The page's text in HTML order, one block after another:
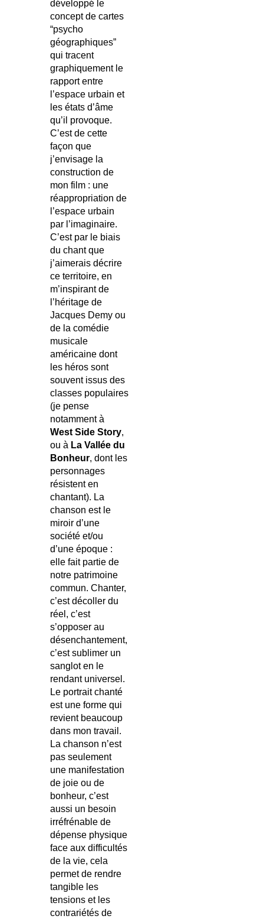
développé le
concept de cartes
“psycho
géographiques”
qui tracent
graphiquement le
rapport entre
l’espace urbain et
les états d’âme
qu’il provoque.
C’est de cette
façon que
j’envisage la
construction de
mon film : une
réappropriation de
l’espace urbain
par l’imaginaire.
C’est par le biais
du chant que
j’aimerais décrire
ce territoire, en
m’inspirant de
l’héritage de
Jacques Demy ou
de la comédie
musicale
américaine dont
les héros sont
souvent issus des
classes populaires
(je pense
notamment à
West Side Story,
ou à La Vallée du
Bonheur, dont les
personnages
résistent en
chantant). La
chanson est le
miroir d’une
société et/ou
d’une époque :
elle fait partie de
notre patrimoine
commun. Chanter,
c’est décoller du
réel, c’est
s’opposer au
désenchantement,
c’est sublimer un
sanglot en le
rendant universel.
Le portrait chanté
est une forme qui
revient beaucoup
dans mon travail.
La chanson n’est
pas seulement
une manifestation
de joie ou de
bonheur, c’est
aussi un besoin
irréfrénable de
dépense physique
face aux difficultés
de la vie, cela
permet de rendre
tangible les
tensions et les
contrariétés de